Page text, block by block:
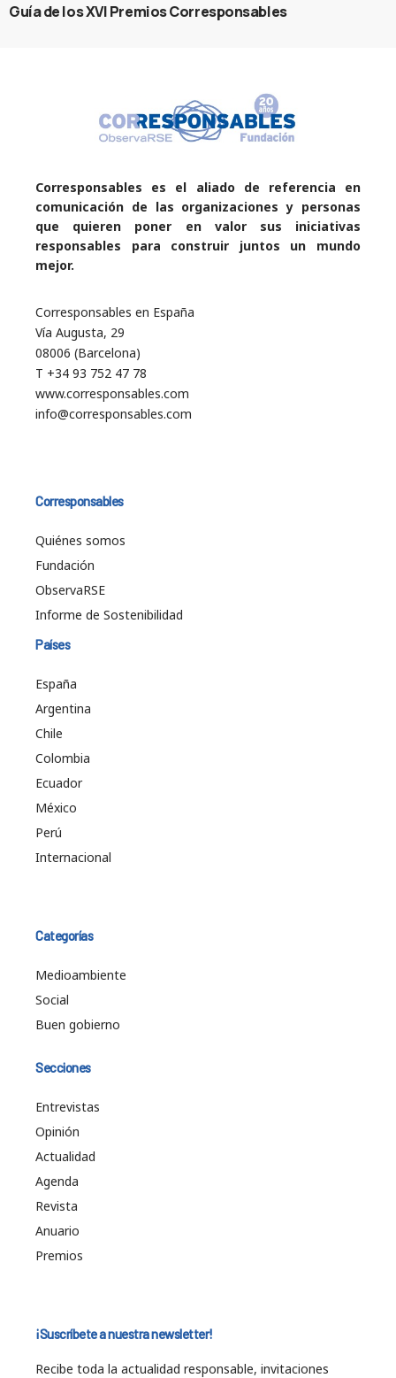
Guía de los XVI Premios Corresponsables
Corresponsables es el aliado de referencia en
comunicación de las organizaciones y personas
que quieren poner en valor sus iniciativas
responsables para construir juntos un mundo
mejor.
Corresponsables en España
Vía Augusta, 29
08006 (Barcelona)
T +34 93 752 47 78
www.corresponsables.com
info@corresponsables.com
Corresponsables
Quiénes somos
Fundación
ObservaRSE
Informe de Sostenibilidad
Países
España
Argentina
Chile
Colombia
Ecuador
México
Perú
Internacional
Categorías
Medioambiente
Social
Buen gobierno
Secciones
Entrevistas
Opinión
Actualidad
Agenda
Revista
Anuario
Premios
¡Suscríbete a nuestra newsletter!
Recibe toda la actualidad responsable, invitaciones